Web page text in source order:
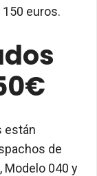
euros.
están
de
Modelo 040 y